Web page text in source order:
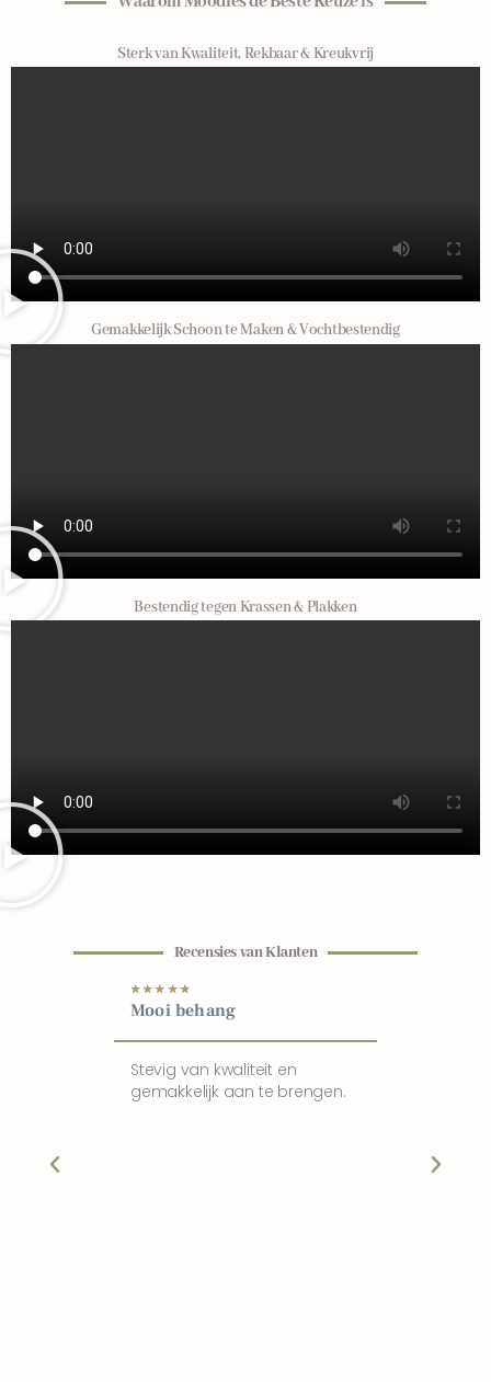
Sterk van Kwaliteit, Rekbaar & Kreukvrij
Gemakkelijk Schoon te Maken & Vochtbestendig
Bestendig tegen Krassen & Plakken
Recensies van Klanten
★ ★ ★ ★★
Mooi behang
Stevig van kwaliteit en
gemakkelijk aan te brengen.
look van